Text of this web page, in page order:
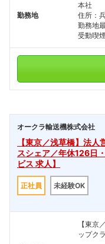
勤務地
本社
住所：
勤務地
受動喫
オークラ輸送機株式会社
【東京／浅草橋】法
スシェア／年休126日
ビス 求人】
正社員 未経験OK
【東京
ップク